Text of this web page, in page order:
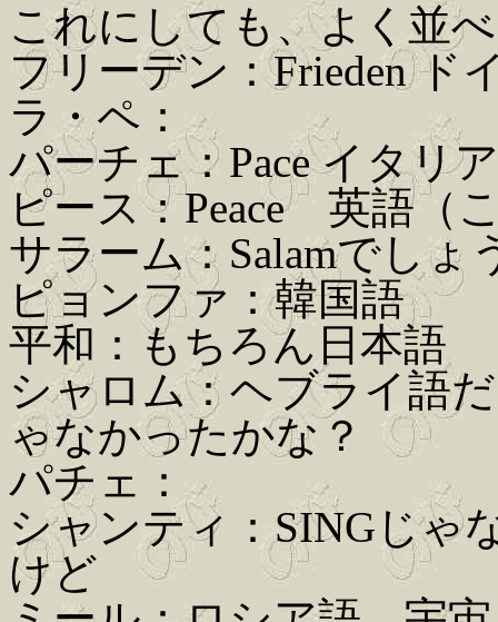
これにしても、よく並
フリーデン：Frieden ド
ラ・ペ：
パーチェ：Pace イタリ
ピース：Peace 英語（
サラーム：Salamでしょ
ピョンファ：韓国語
平和：もちろん日本語
シャロム：ヘブライ語
ゃなかったかな？
パチェ：
シャンティ：SINGじゃ
けど